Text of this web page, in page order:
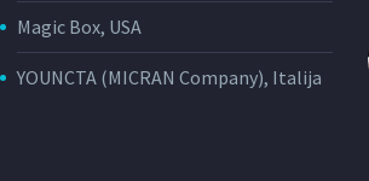
Magic Box, USA
YOUNCTA (MICRAN Company), Italija